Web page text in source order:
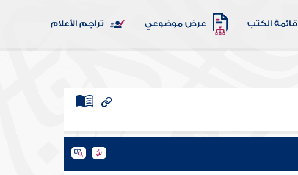
قائمة الكتب عرض موضوعي تراجم الأعلام